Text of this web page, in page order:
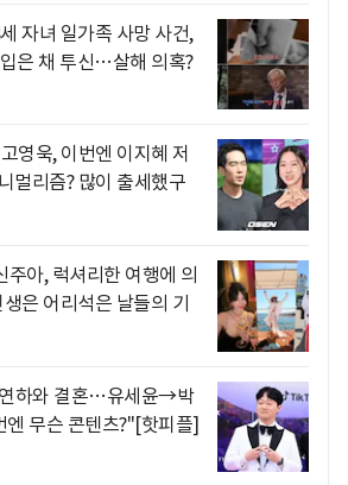
자녀 일가족 사망 사건,
은 채 투신…살해 의혹?
영욱, 이번엔 이지혜 저
멀리즘? 많이 출세했구
아, 럭셔리한 여행에 의
은 어리석은 날들의 기
하와 결혼…유세윤→박
엔 무슨 콘텐츠?"[핫피플]